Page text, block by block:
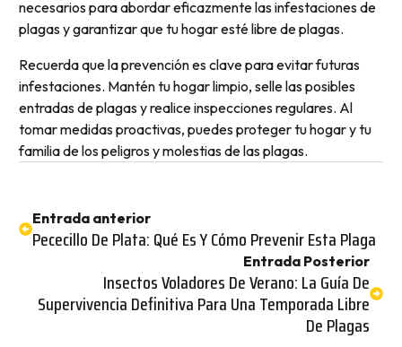
necesarios para abordar eficazmente las infestaciones de
plagas y garantizar que tu hogar esté libre de plagas.
Recuerda que la prevención es clave para evitar futuras
infestaciones. Mantén tu hogar limpio, selle las posibles
entradas de plagas y realice inspecciones regulares. Al
tomar medidas proactivas, puedes proteger tu hogar y tu
familia de los peligros y molestias de las plagas.
Entrada anterior
Pececillo De Plata: Qué Es Y Cómo Prevenir Esta Plaga
Entrada Posterior
Insectos Voladores De Verano: La Guía De
Supervivencia Definitiva Para Una Temporada Libre
De Plagas